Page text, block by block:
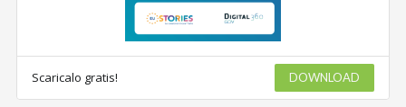
Scaricalo gratis! DOWNLOAD